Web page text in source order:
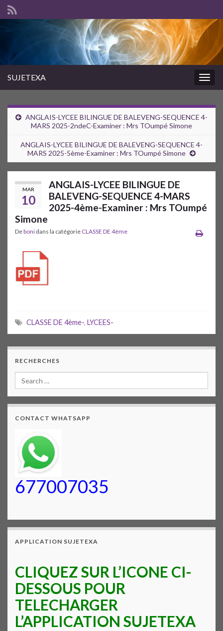
SUJETEXA
ANGLAIS-LYCEE BILINGUE DE BALEVENG-SEQUENCE 4-
MARS 2025-2ndeC-Examiner : Mrs TOumpé Simone
ANGLAIS-LYCEE BILINGUE DE BALEVENG-SEQUENCE 4-
MARS 2025-5ème-Examiner : Mrs TOumpé Simone
MAR
10
ANGLAIS-LYCEE BILINGUE DE
BALEVENG-SEQUENCE 4-MARS
2025-4ème-Examiner : Mrs TOumpé
Simone
Deboni dans la catégorie CLASSE DE 4ème
CLASSE DE 4ème-, LYCEES-
RECHERCHES
CONTACT WHATSAPP
677007035
APPLICATION SUJETEXA
CLIQUEZ SUR L’ICONE CI-
DESSOUS POUR
TELECHARGER
L’APPLICATION SUJETEXA